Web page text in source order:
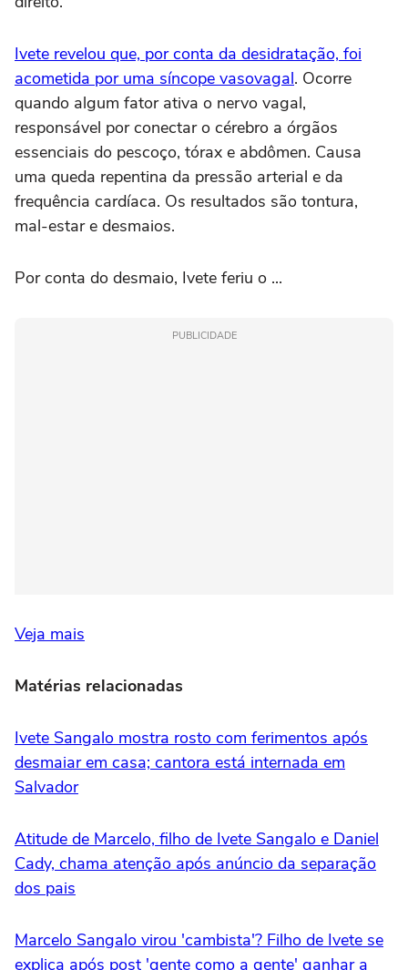
Ivete revelou que, por conta da desidratação, foi
acometida por uma síncope vasovagal. Ocorre
quando algum fator ativa o nervo vagal,
responsável por conectar o cérebro a órgãos
essenciais do pescoço, tórax e abdômen. Causa
uma queda repentina da pressão arterial e da
frequência cardíaca. Os resultados são tontura,
mal-estar e desmaios.
Por conta do desmaio, Ivete feriu o ...
PUBLICIDADE
Veja mais
Matérias relacionadas
Ivete Sangalo mostra rosto com ferimentos após
desmaiar em casa; cantora está internada em
Salvador
Atitude de Marcelo, filho de Ivete Sangalo e Daniel
Cady, chama atenção após anúncio da separação
dos pais
Marcelo Sangalo virou 'cambista'? Filho de Ivete se
explica após post 'gente como a gente' ganhar a